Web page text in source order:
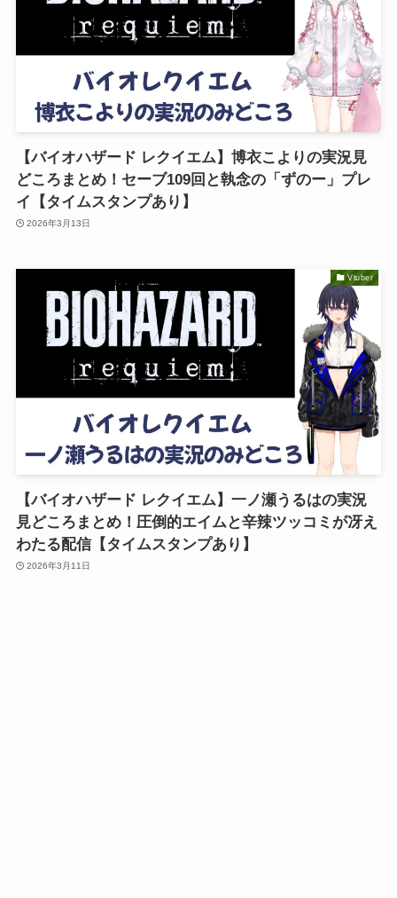
【バイオハザード レクイエム】博衣こよりの実況見
どころまとめ！セーブ109回と執念の「ずのー」プレ
イ【タイムスタンプあり】
2026年3月13日
Vtuber
【バイオハザード レクイエム】一ノ瀬うるはの実況
見どころまとめ！圧倒的エイムと辛辣ツッコミが冴え
わたる配信【タイムスタンプあり】
2026年3月11日